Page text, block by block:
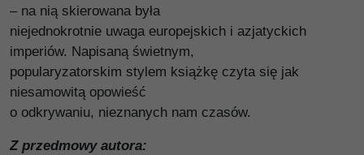
– na nią skierowana była
niejednokrotnie uwaga europejskich i azjatyckich
imperiów. Napisaną świetnym,
popularyzatorskim stylem książkę czyta się jak
niesamowitą opowieść
o odkrywaniu, nieznanych nam czasów.
Z przedmowy autora: